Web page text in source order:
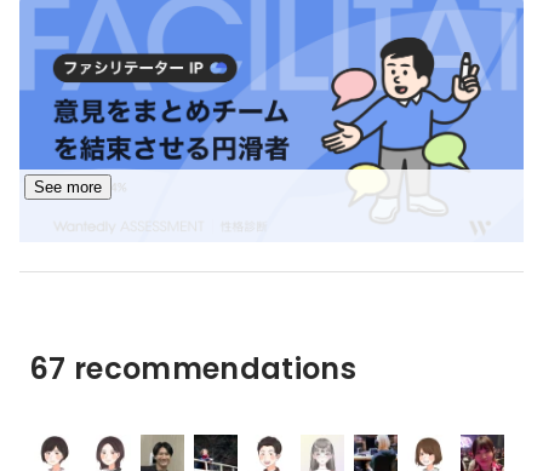
『テイコウペンギン』
チャンネル登録者数190万人
『私立パラの丸高校』
チャンネル登録者数95万人
＝＝＝＝＝＝＝＝＝＝＝＝＝＝＝＝＝＝＝＝＝＝＝＝＝＝
＝
「オモシロイを生み出すコンテンツをずっと作っていきた
い」
名にしています。
See more
67 recommendations